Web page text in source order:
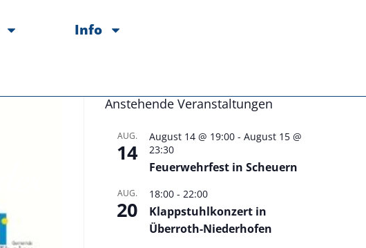
Info
Anstehende Veranstaltungen
AUG.
14
August 14 @ 19:00 - August 15 @
23:30
Feuerwehrfest in Scheuern
AUG.
20
18:00 - 22:00
Klappstuhlkonzert in
Überroth-Niederhofen